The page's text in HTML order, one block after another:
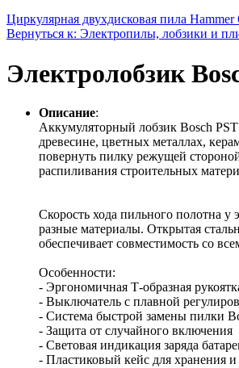
Циркулярная двухдисковая пила Hammer
Вернуться к: Электропилы, лобзики и
Электролобзик
Описание:
Аккумуляторный лобзик Bosch
древесине, цветных металлах,
повернуть пилку режущей
распиливания строительных
Скорость хода пильного полотна у
разные материалы. Открытая
обеспечивает совместимость со
Особенности:
- Эргономичная Т-образная
- Выключатель с плавной
- Система быстрой замены пилки
- Защита от случайного включения
- Световая индикация заряда
- Пластиковый кейс для хранения